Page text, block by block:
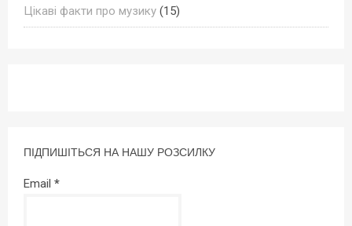
Цікаві факти про музику (15)
ПІДПИШІТЬСЯ НА НАШУ РОЗСИЛКУ
Email *